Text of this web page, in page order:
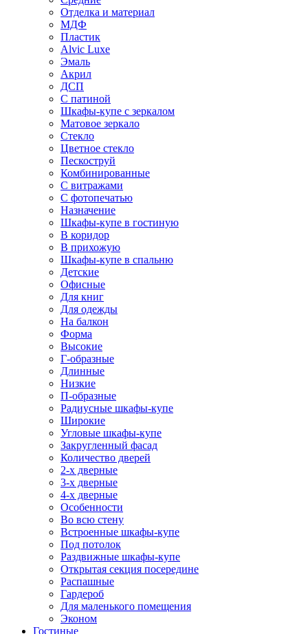
Отделка и материал
МДФ
Пластик
Alvic Luxe
Эмаль
Акрил
ДСП
С патиной
Шкафы-купе с зеркалом
Матовое зеркало
Стекло
Цветное стекло
Пескоструй
Комбинированные
С витражами
С фотопечатью
Назначение
Шкафы-купе в гостиную
В коридор
В прихожую
Шкафы-купе в спальню
Детские
Офисные
Для книг
Для одежды
На балкон
Форма
Высокие
Г-образные
Длинные
Низкие
П-образные
Радиусные шкафы-купе
Широкие
Угловые шкафы-купе
Закругленный фасад
Количество дверей
2-х дверные
3-х дверные
4-х дверные
Особенности
Во всю стену
Встроенные шкафы-купе
Под потолок
Раздвижные шкафы-купе
Открытая секция посередине
Распашные
Гардероб
Для маленького помещения
Эконом
Гостиные